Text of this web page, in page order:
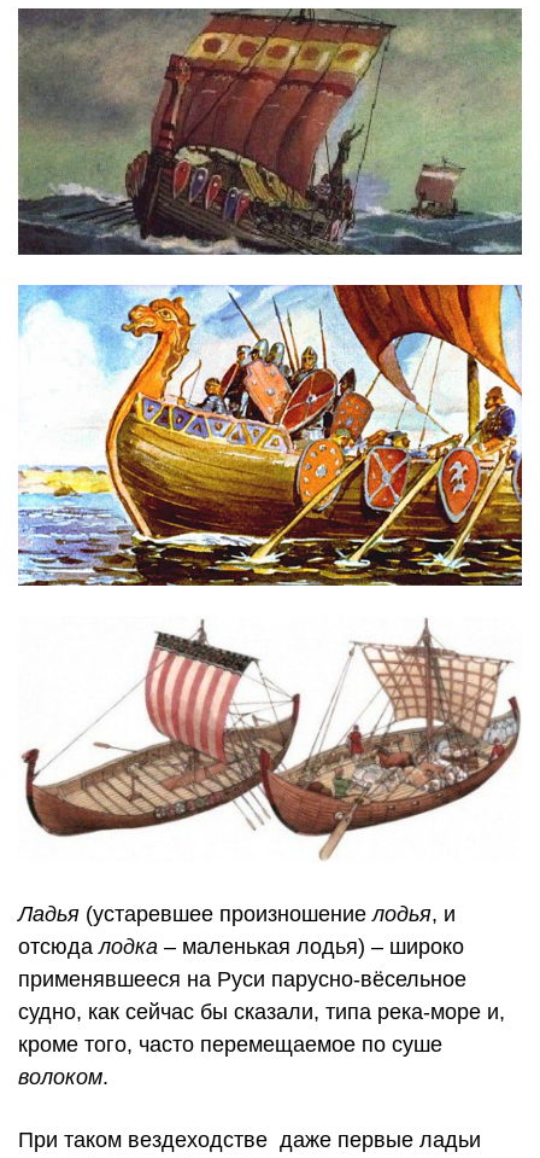
Ладья (устаревшее произношениелодья, и
отсюдалодка – маленькая лодья) – широко
применявшееся на Руси парусно-вёсельное
судно, как сейчас бы сказали, типа река-море и,
кроме того, часто перемещаемое по суше
волоком.
При таком вездеходстве даже первые ладьи